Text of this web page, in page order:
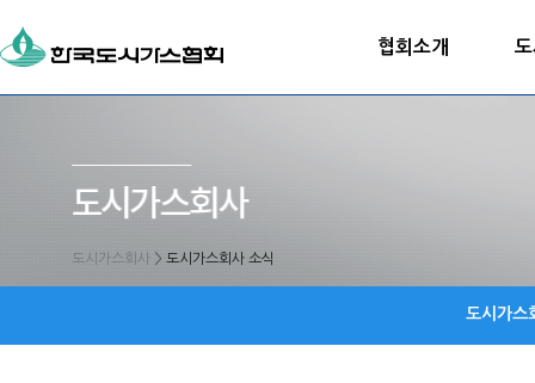
협회소개
도시가스회사 > 도시가스회사 소식
도시가스